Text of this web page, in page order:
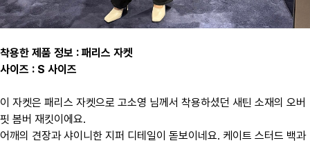
착용한 제품 정보 : 패리스 자켓
사이즈 : S 사이즈
이 자켓은 패리스 자켓으로 고소영 님께서 착용하셨던 새틴 소재의 오버
핏 봄버 재킷이에요.
어깨의 견장과 샤이니한 지퍼 디테일이 돋보이네요. 케이트 스터드 백과